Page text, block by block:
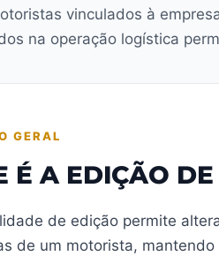
vinculados à
na operação logística
GERAL
É A EDIÇÃO
de edição permite
de um motorista,